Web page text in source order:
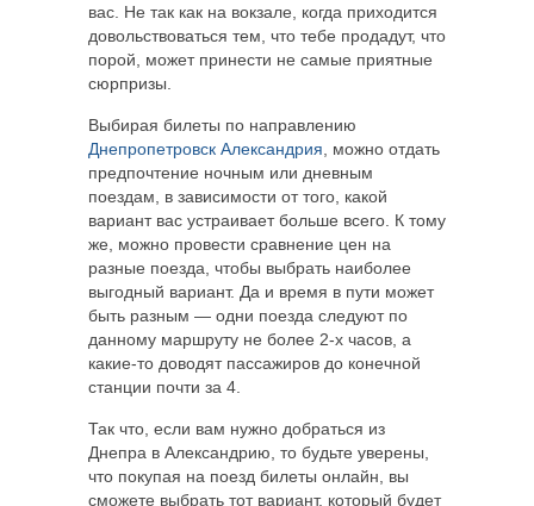
вас. Не так как на вокзале, когда приходится
довольствоваться тем, что тебе продадут, что
порой, может принести не самые приятные
сюрпризы.
Выбирая билеты по направлению
Днепропетровск Александрия , можно отдать
предпочтение ночным или дневным
поездам, в зависимости от того, какой
вариант вас устраивает больше всего. К тому
же, можно провести сравнение цен на
разные поезда, чтобы выбрать наиболее
выгодный вариант. Да и время в пути может
быть разным — одни поезда следуют по
данному маршруту не более 2-х часов, а
какие-то доводят пассажиров до конечной
станции почти за 4.
Так что, если вам нужно добраться из
Днепра в Александрию, то будьте уверены,
что покупая на поезд билеты онлайн, вы
сможете выбрать тот вариант, который будет